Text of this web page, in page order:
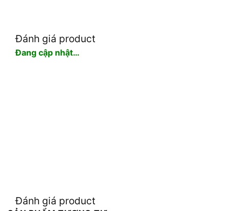
Đánh giá product
Đang cập nhật…
Đánh giá product